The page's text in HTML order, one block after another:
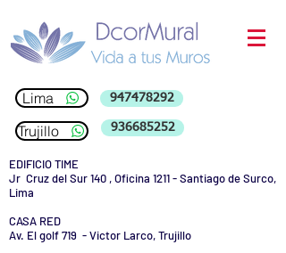
Lima 947478292
Trujillo 936685252
EDIFICIO TIME
Jr Cruz del Sur 140 , Oficina 1211 - Santiago de Surco,
Lima
CASA RED
Av. El golf 719 - Victor Larco, Trujillo